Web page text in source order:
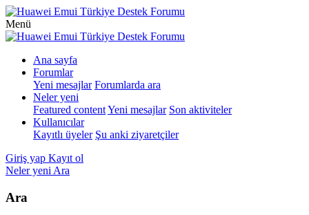
Menü
Ana sayfa
Forumlar
Yeni mesajlar Forumlarda ara
Neler yeni
Featured contentYeni mesajlar Son aktiviteler
Kullanıcılar
Kayıtlı üyeler Şu anki ziyaretçiler
Giriş yap Kayıt ol
Neler yeni Ara
Ara